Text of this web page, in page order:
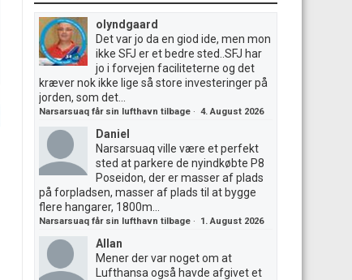
olyndgaard
Det var jo da en giod ide, men mon
ikke SFJ er et bedre sted..SFJ har
jo i forvejen faciliteterne og det
kræver nok ikke lige så store investeringer på
jorden, som det...
Narsarsuaq får sin lufthavn tilbage · 4. August 2026
Daniel
Narsarsuaq ville være et perfekt
sted at parkere de nyindkøbte P8
Poseidon, der er masser af plads
på forpladsen, masser af plads til at bygge
flere hangarer, 1800m...
Narsarsuaq får sin lufthavn tilbage · 1. August 2026
Allan
Mener der var noget om at
Lufthansa også havde afgivet et